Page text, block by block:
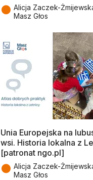
● Alicja Zaczek-
Masz Głos
Unia Europejska na
wsi. Historia lokalna z
[patronat ngo.pl]
● Alicja Zaczek-
Masz Głos